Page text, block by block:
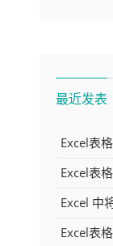
最近发表
Excel表
Excel表
解析
Excel 中
字的多种
Excel表